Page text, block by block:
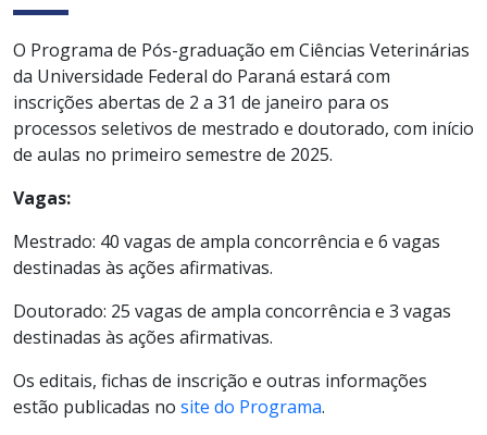
O Programa de Pós-graduação em Ciências Veterinárias
da Universidade Federal do Paraná estará com
inscrições abertas de 2 a 31 de janeiro para os
processos seletivos de mestrado e doutorado, com início
de aulas no primeiro semestre de 2025.
Vagas:
Mestrado: 40 vagas de ampla concorrência e 6 vagas
destinadas às ações afirmativas.
Doutorado: 25 vagas de ampla concorrência e 3 vagas
destinadas às ações afirmativas.
Os editais, fichas de inscrição e outras informações
estão publicadas no site do Programa.